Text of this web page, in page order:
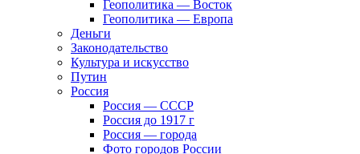
Геополитика — Восток
Геополитика — Европа
Деньги
Законодательство
Культура и искусство
Путин
Россия
Россия — СССР
Россия до 1917 г
Россия — города
Фото городов России